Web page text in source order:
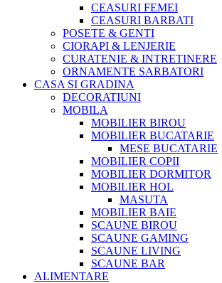
CEASURI FEMEI
CEASURI BARBATI
POSETE & GENTI
CIORAPI & LENJERIE
CURATENIE & INTRETINERE
ORNAMENTE SARBATORI
CASA SI GRADINA
DECORATIUNI
MOBILA
MOBILIER BIROU
MOBILIER BUCATARIE
MESE BUCATARIE
MOBILIER COPII
MOBILIER DORMITOR
MOBILIER HOL
MASUTA
MOBILIER BAIE
SCAUNE BIROU
SCAUNE GAMING
SCAUNE LIVING
SCAUNE BAR
ALIMENTARE